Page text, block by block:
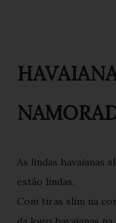
As lindas havaianas
estão lindas.
Com tiras slim na